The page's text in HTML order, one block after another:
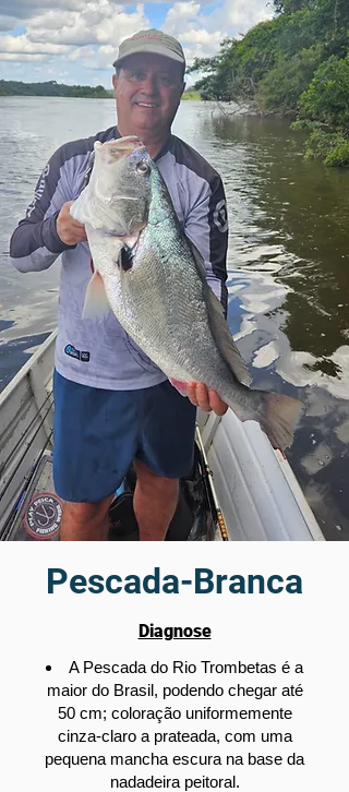
Pescada-Branca
Diagnose
A Pescada do Rio Trombetas é a
maior do Brasil, podendo chegar até
50 cm; coloração uniformemente
cinza-claro a prateada, com uma
pequena mancha escura na base da
nadadeira peitoral.